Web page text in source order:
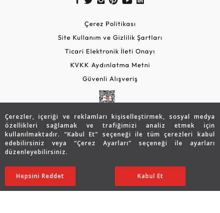
Çerezler, içeriği ve reklamları kişiselleştirmek, sosyal medya
özellikleri sağlamak ve trafiğimizi analiz etmek için
kullanılmaktadır. “Kabul Et” seçeneği ile tüm çerezleri kabul
edebilirsiniz veya “Çerez Ayarları” seçeneği ile ayarları
düzenleyebilirsiniz.
Ayarları Düzenle
Hepsini Reddet Kabul Et
8.542 TL
6.807 TL SATIN ALIN
Çerez Politikası
Site Kullanım ve Gizlilik Şartları
Ticari Elektronik İleti Onayı
KVKK Aydınlatma Metni
Güvenli Alışveriş
Copyright © 2026 Assos Pırlanta - Bu sitenin tüm hakları